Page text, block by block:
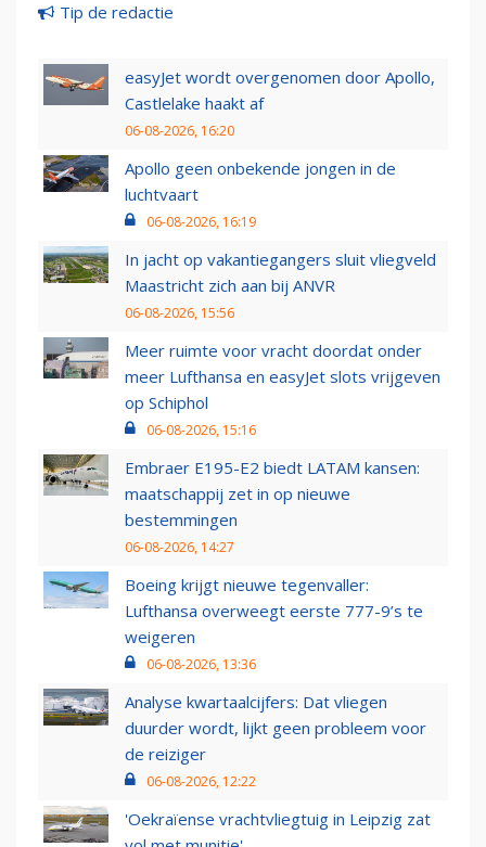
Tip de redactie
easyJet wordt overgenomen door Apollo,
Castlelake haakt af
06-08-2026, 16:20
Apollo geen onbekende jongen in de
luchtvaart
06-08-2026, 16:19
In jacht op vakantiegangers sluit vliegveld
Maastricht zich aan bij ANVR
06-08-2026, 15:56
Meer ruimte voor vracht doordat onder
meer Lufthansa en easyJet slots vrijgeven
op Schiphol
06-08-2026, 15:16
Embraer E195-E2 biedt LATAM kansen:
maatschappij zet in op nieuwe
bestemmingen
06-08-2026, 14:27
Boeing krijgt nieuwe tegenvaller:
Lufthansa overweegt eerste 777-9’s te
weigeren
06-08-2026, 13:36
Analyse kwartaalcijfers: Dat vliegen
duurder wordt, lijkt geen probleem voor
de reiziger
06-08-2026, 12:22
'Oekraïense vrachtvliegtuig in Leipzig zat